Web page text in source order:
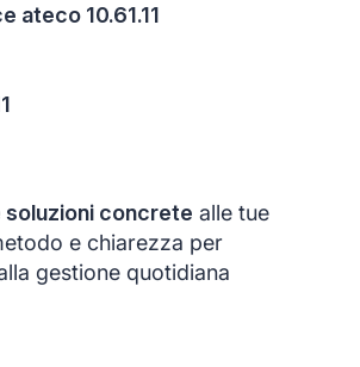
ateco 10.61.11
concrete alle tue
e chiarezza per
gestione quotidiana